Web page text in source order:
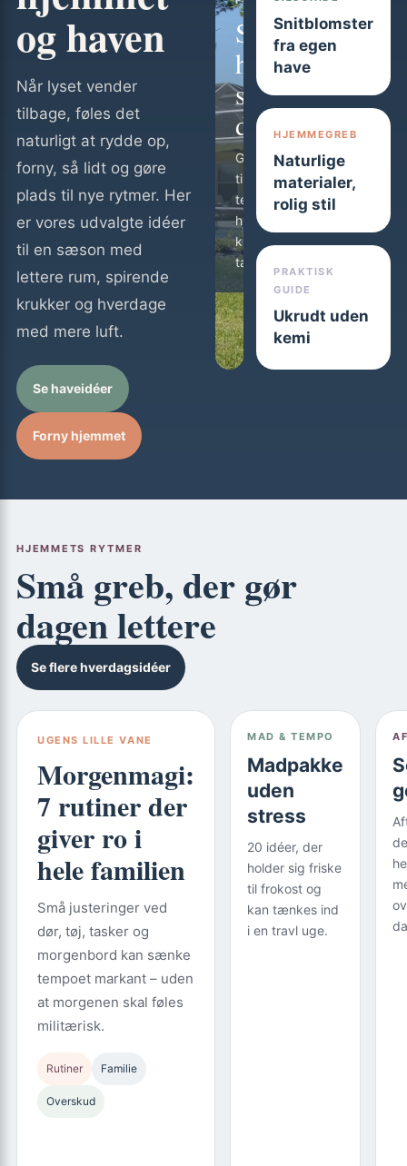
og haven
Når lyset vender
tilbage, føles det
naturligt at rydde op,
forny, så lidt og gøre
plads til nye rytmer. Her
er vores udvalgte idéer
til en sæson med
lettere rum, spirende
krukker og hverdage
med mere luft.
Se haveidéer
Forny hjemmet
Små
haver,
store
drømme
Geniale idéer
til altan og
terrasse, hvor
hver
kvadratmeter
tæller.
Snitblomster
fra egen
have
HJEMMEGREB
Naturlige
materialer,
rolig stil
PRAKTISK
GUIDE
Ukrudt uden
kemi
HJEMMETS RYTMER
Små greb, der gør
dagen lettere
Se flere hverdagsidéer
UGENS LILLE VANE
Morgenmagi:
7 rutiner der
giver ro i
hele familien
Små justeringer ved
dør, tøj, tasker og
morgenbord kan sænke
tempoet markant – uden
at morgenen skal føles
militærisk.
Rutiner Familie
Overskud
MAD & TEMPO
Madpakke
uden
stress
20 idéer, der
holder sig friske
til frokost og
kan tænkes ind
i en travl uge.